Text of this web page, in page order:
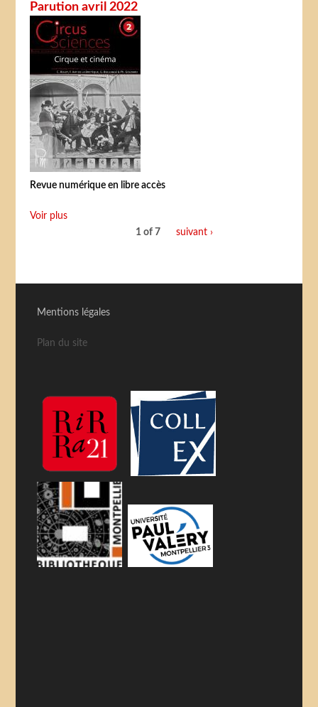
Parution avril 2022
Revue numérique en libre accès
Voir plus
1 of 7
suivant ›
Mentions légales
Plan du site